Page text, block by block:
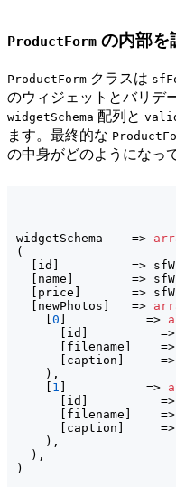
ProductForm の内部を
ProductForm クラスは
のウィジェットとバリデ
widgetSchema 配列と
ます。最終的な
の中身がどのようになっ
widgetSchema    =>
(
[ id ]
=>
[ name ]
=>
[ price ]
=>
[ newPhotos ]
   =>
[0 ]
           =>
[ id ]
[ filename ]
[ caption ]
) ,
[ 1 ]
           =>
[ id ]
[ filename ]
[ caption ]
) ,
)
)